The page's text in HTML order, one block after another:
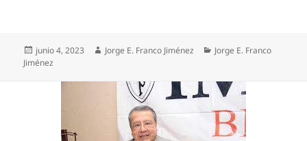
Publicado
el
junio 4, 2023 Autor
Jorge E. Franco Jiménez Categorías
Jorge E. Franco
Jiménez